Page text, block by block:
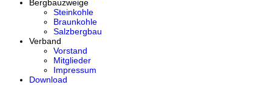
Bergbauzweige
Steinkohle
Braunkohle
Salzbergbau
Verband
Vorstand
Mitglieder
Impressum
Download